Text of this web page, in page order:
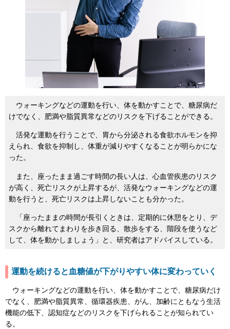
ウォーキングなどの運動を行い、体を動かすことで、糖尿病だ
けでなく、肥満や脂質異常などのリスクを下げることができる。
活発な運動を行うことで、胃から分泌される食欲ホルモンを抑
えられ、食欲を抑制し、体重が減りやすくなることが明らかにな
った。
また、座ったまま過ごす時間の長い人は、心血管疾患のリスク
が高く、死亡リスクが上昇するが、活発なウォーキングなどの運
動を行うと、死亡リスクは上昇しないことも分かった。
「座ったままの時間が長引くときは、定期的に休憩をとり、デ
スクから離れてまわりを歩き回る、散歩をする、階段を使うなど
して、体を動かしましょう」と、研究者はアドバイスしている。
運動を続けると血糖値が下がりやすい体に変わっていく
ウォーキングなどの運動を行い、体を動かすことで、糖尿病だけ
でなく、肥満や脂質異常、循環器疾患、がん、加齢にともなう生活
機能の低下、認知症などのリスクを下げられることが知られてい
る。